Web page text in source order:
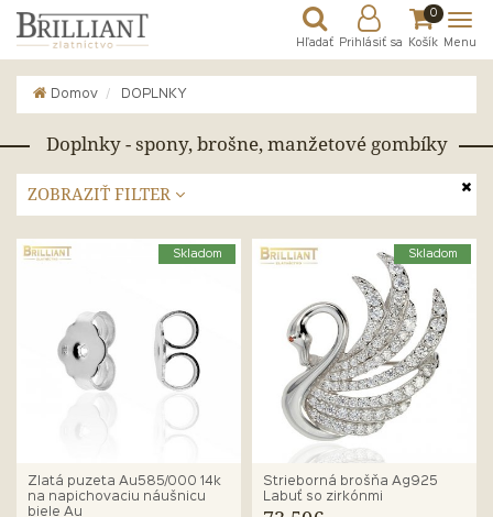
Hľadať Prihlásiť sa
0
Košík Menu
Domov DOPLNKY
Doplnky - spony, brošne, manžetové gombíky
ZOBRAZIŤ FILTER
Skladom
Zlatá puzeta Au585/000 14k
na napichovaciu náušnicu
biele Au
Skladom
Strieborná brošňa Ag925
Labuť so zirkónmi